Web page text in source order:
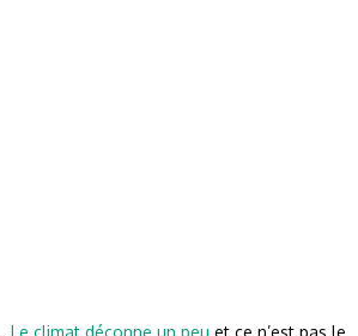
Le climat déconne un peu et ce n’est pas le